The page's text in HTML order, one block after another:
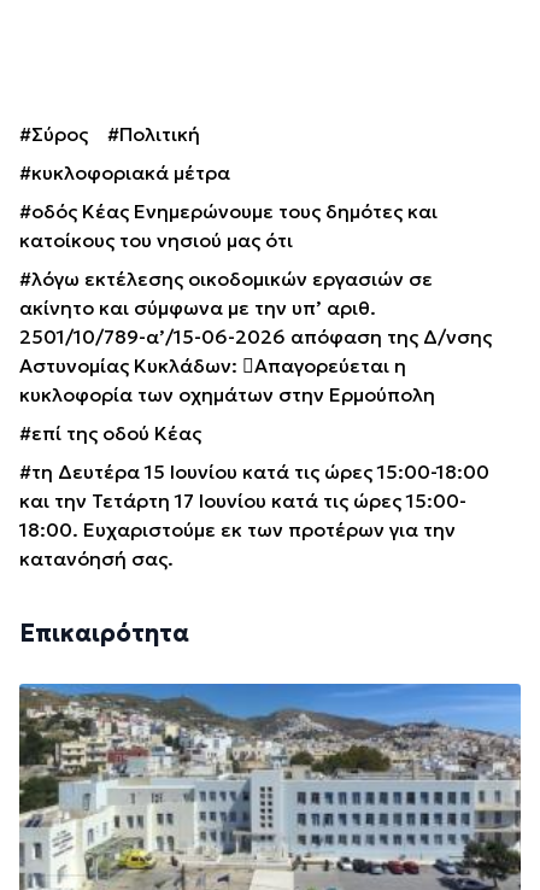
#Σύρος
#Πολιτική
#κυκλοφοριακά μέτρα
#οδός Κέας Ενημερώνουμε τους δημότες και
κατοίκους του νησιού μας ότι
#λόγω εκτέλεσης οικοδομικών εργασιών σε
ακίνητο και σύμφωνα με την υπ’ αριθ.
2501/10/789-α’/15-06-2026 απόφαση της Δ/νσης
Αστυνομίας Κυκλάδων: Απαγορεύεται η
κυκλοφορία των οχημάτων στην Ερμούπολη
#επί της οδού Κέας
#τη Δευτέρα 15 Ιουνίου κατά τις ώρες 15:00-18:00
και την Τετάρτη 17 Ιουνίου κατά τις ώρες 15:00-
18:00. Ευχαριστούμε εκ των προτέρων για την
κατανόησή σας.
Επικαιρότητα